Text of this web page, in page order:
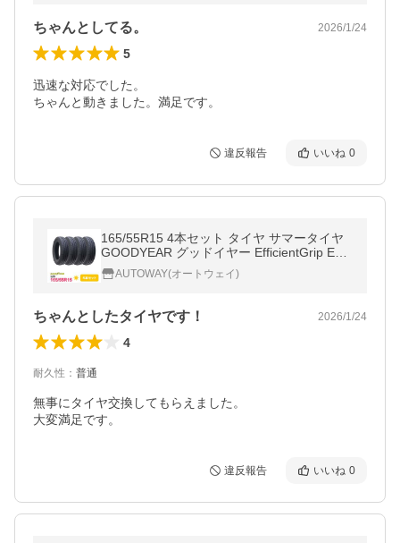
ちゃんとしてる。 2026/1/24
5
迅速な対応でした。
ちゃんと動きました。満足です。
違反報告 いいね 0
165/55R15 4本セット タイヤ サマータイヤ
GOODYEAR グッドイヤー EfficientGrip EC
O EG02
AUTOWAY(オートウェイ)
ちゃんとしたタイヤです！ 2026/1/24
4
耐久性 ： 普通
無事にタイヤ交換してもらえました。
大変満足です。
違反報告 いいね 0